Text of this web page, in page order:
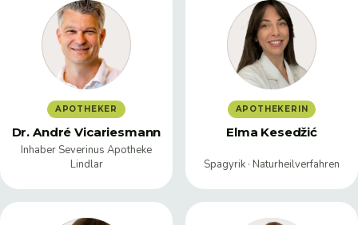
APOTHEKER
Dr. André Vicariesmann
Inhaber Severinus Apotheke
Lindlar
APOTHEKERIN
Elma Kesedžić
Spagyrik · Naturheilverfahren